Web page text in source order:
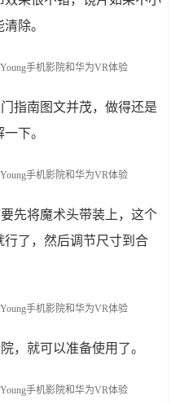
除。
指南图文并茂，做得还是
下。
先将魔术头带装上，这个
了，然后调节尺寸到合
，就可以准备使用了。